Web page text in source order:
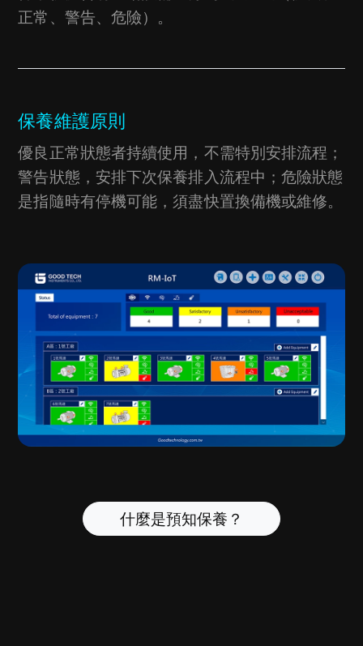
正常、警告、危險）。
保養維護原則
優良正常狀態者持續使用，不需特別安排流程；
警告狀態，安排下次保養排入流程中；危險狀態
是指隨時有停機可能，須盡快置換備機或維修。
什麼是預知保養？